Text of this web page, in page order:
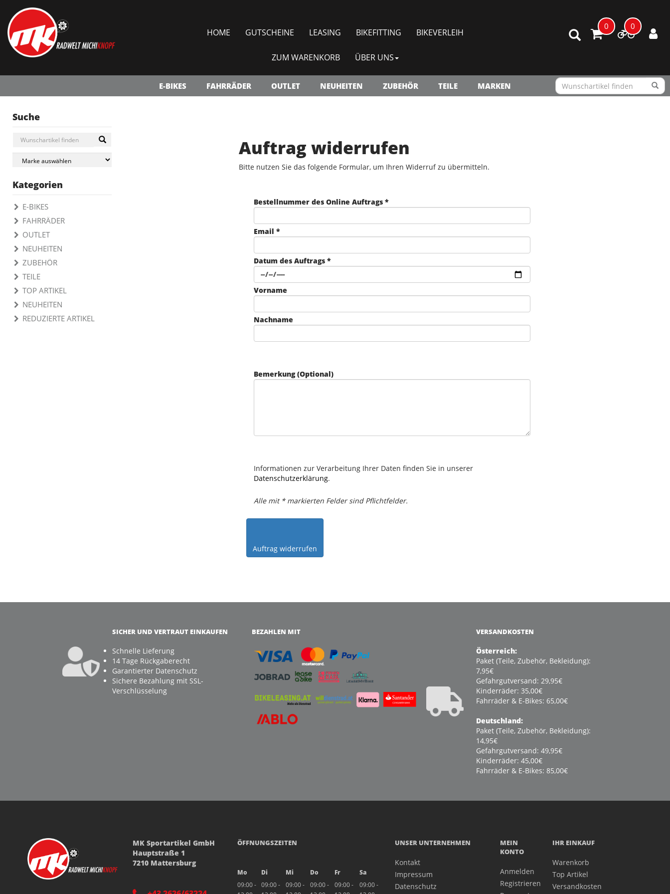
0 0
HOME GUTSCHEINE LEASING BIKEFITTING BIKEVERLEIH
ZUM WARENKORB ÜBER UNS
E-BIKES FAHRRÄDER OUTLET NEUHEITEN ZUBEHÖR TEILE MARKEN
Suche
Kategorien
E-BIKES
FAHRRÄDER
OUTLET
NEUHEITEN
ZUBEHÖR
TEILE
TOP ARTIKEL
NEUHEITEN
REDUZIERTE ARTIKEL
Auftrag widerrufen
Bitte nutzen Sie das folgende Formular, um Ihren Widerruf zu übermitteln.
Bestellnummer des Online Auftrags *
Email *
Datum des Auftrags *
Vorname
Nachname
Bemerkung (Optional)
Informationen zur Verarbeitung Ihrer Daten finden Sie in unserer
Datenschutzerklärung.
Alle mit * markierten Felder sind Pflichtfelder.
SICHER UND VERTRAUT EINKAUFEN
Schnelle Lieferung
14 Tage Rückgaberecht
Garantierter Datenschutz
Sichere Bezahlung mit SSL-
Verschlüsselung
BEZAHLEN MIT VERSANDKOSTEN
Österreich:
Paket (Teile, Zubehör, Bekleidung):
7,95€
Gefahrgutversand: 29,95€
Kinderräder: 35,00€
Fahrräder & E-Bikes: 65,00€
Deutschland:
Paket (Teile, Zubehör, Bekleidung):
14,95€
Gefahrgutversand: 49,95€
Kinderräder: 45,00€
Fahrräder & E-Bikes: 85,00€
MK Sportartikel GmbH
Hauptstraße 1
7210 Mattersburg
ÖFFNUNGSZEITEN
Mo Di Mi Do Fr
Sa
09:00 -
09:00 -
09:00 -
09:00 -
09:00 -
09:00 -
UNSER UNTERNEHMEN
Kontakt
Impressum
Datenschutz
MEIN
KONTO
Anmelden
Registrieren
IHR EINKAUF
Warenkorb
Top Artikel
Versandkosten